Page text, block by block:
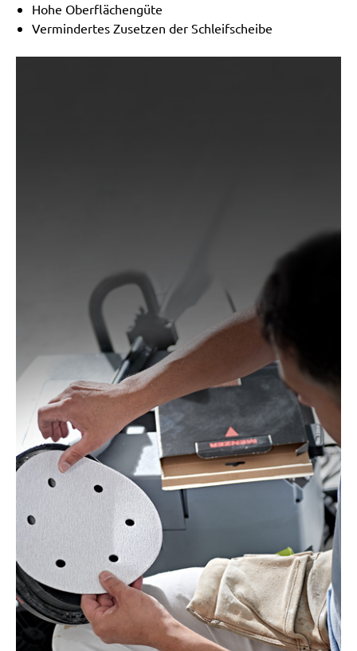
Hohe Oberflächengüte
Vermindertes Zusetzen der Schleifscheibe